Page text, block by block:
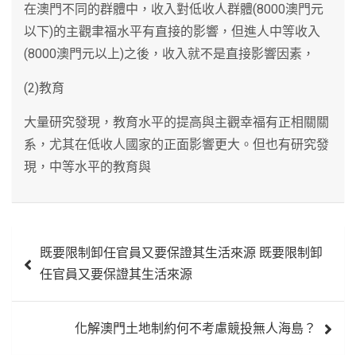
在澳門不同的群體中，收入對低收人群體(8000澳門元
以下)的主觀聿福水平有直接的影響，但進人中等收入
(8000澳門元以上)之後，收入就不是直接影響因素，
(2)教育
大量研究發現，教育水平的提高與主觀幸福有正相關關
系，尤其在低收人國家的正面影響更大。但也有研究發
現，中等水平的教育與
章
既要限制卸任官員又要保證其生活來源 既要限制卸
任官員又要保證其生活來源
化解澳門土地制約何不考慮競投無人海島？